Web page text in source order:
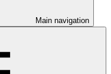
Main navigation